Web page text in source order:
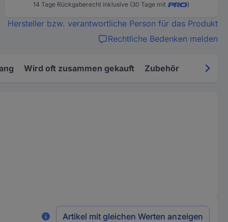
14 Tage Rückgaberecht inklusive (30 Tage mit )
Hersteller bzw. verantwortliche Person für das Produkt
Rechtliche Bedenken melden
Wird oft zusammen gekauft Zubehör
Artikel mit gleichen Werten anzeigen